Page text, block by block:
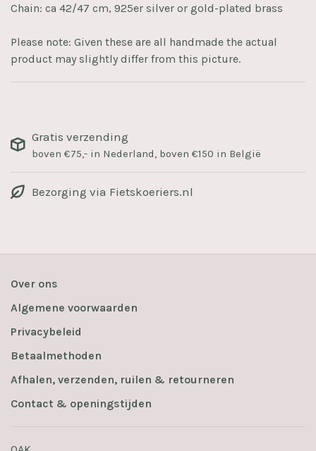
Chain: ca 42/47 cm, 925er silver or gold-plated brass
Please note: Given these are all handmade the actual
product may slightly differ from this picture.
Gratis verzending
boven €75,- in Nederland, boven €150 in België
Bezorging via Fietskoeriers.nl
Over ons
Algemene voorwaarden
Privacybeleid
Betaalmethoden
Afhalen, verzenden, ruilen & retourneren
Contact & openingstijden